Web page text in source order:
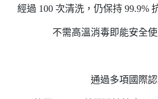
經過 100 次清洗，仍保持 99.9%
不需高溫消毒即能安全
通過多項國際認